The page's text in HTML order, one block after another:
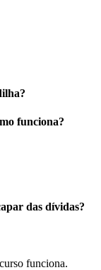
funciona?
das dívidas?
funciona.